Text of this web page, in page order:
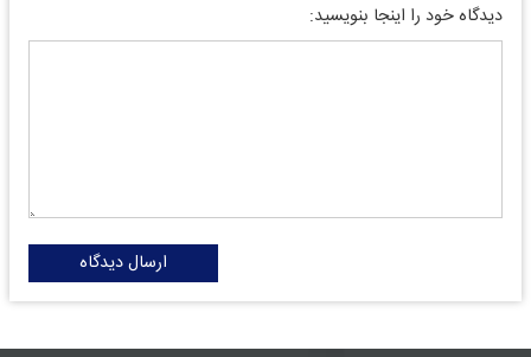
دیدگاه خود را اینجا بنویسید:
ارسال دیدگاه